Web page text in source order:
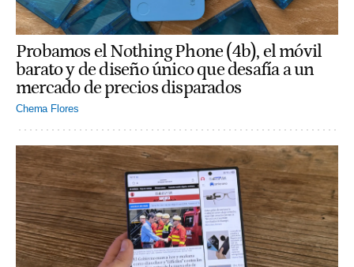
Probamos el Nothing Phone (4b), el móvil
barato y de diseño único que desafía a un
mercado de precios disparados
Chema Flores